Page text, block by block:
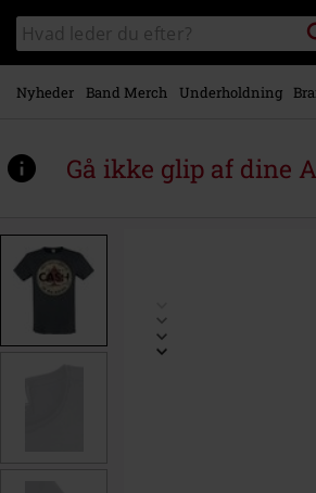
Gå til
hovedindhold
Søg
sortiment
Nyheder Band Merch Underholdning
Gå ikke glip af dine
www.emp-
p/amplified-